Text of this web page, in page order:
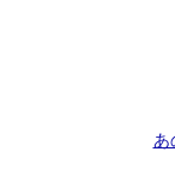
あ